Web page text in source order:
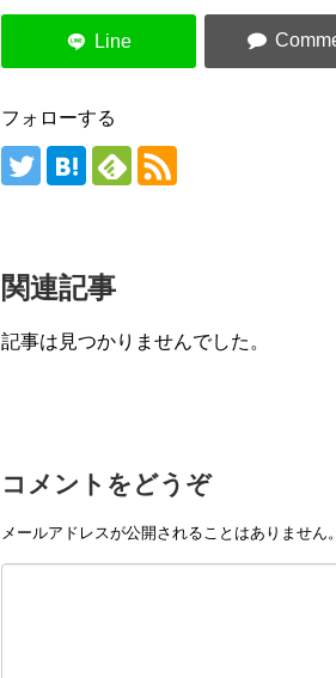
フォローする
関連記事
記事は見つかりませんでした。
コメントをどうぞ
メールアドレスが公開されることはありません。